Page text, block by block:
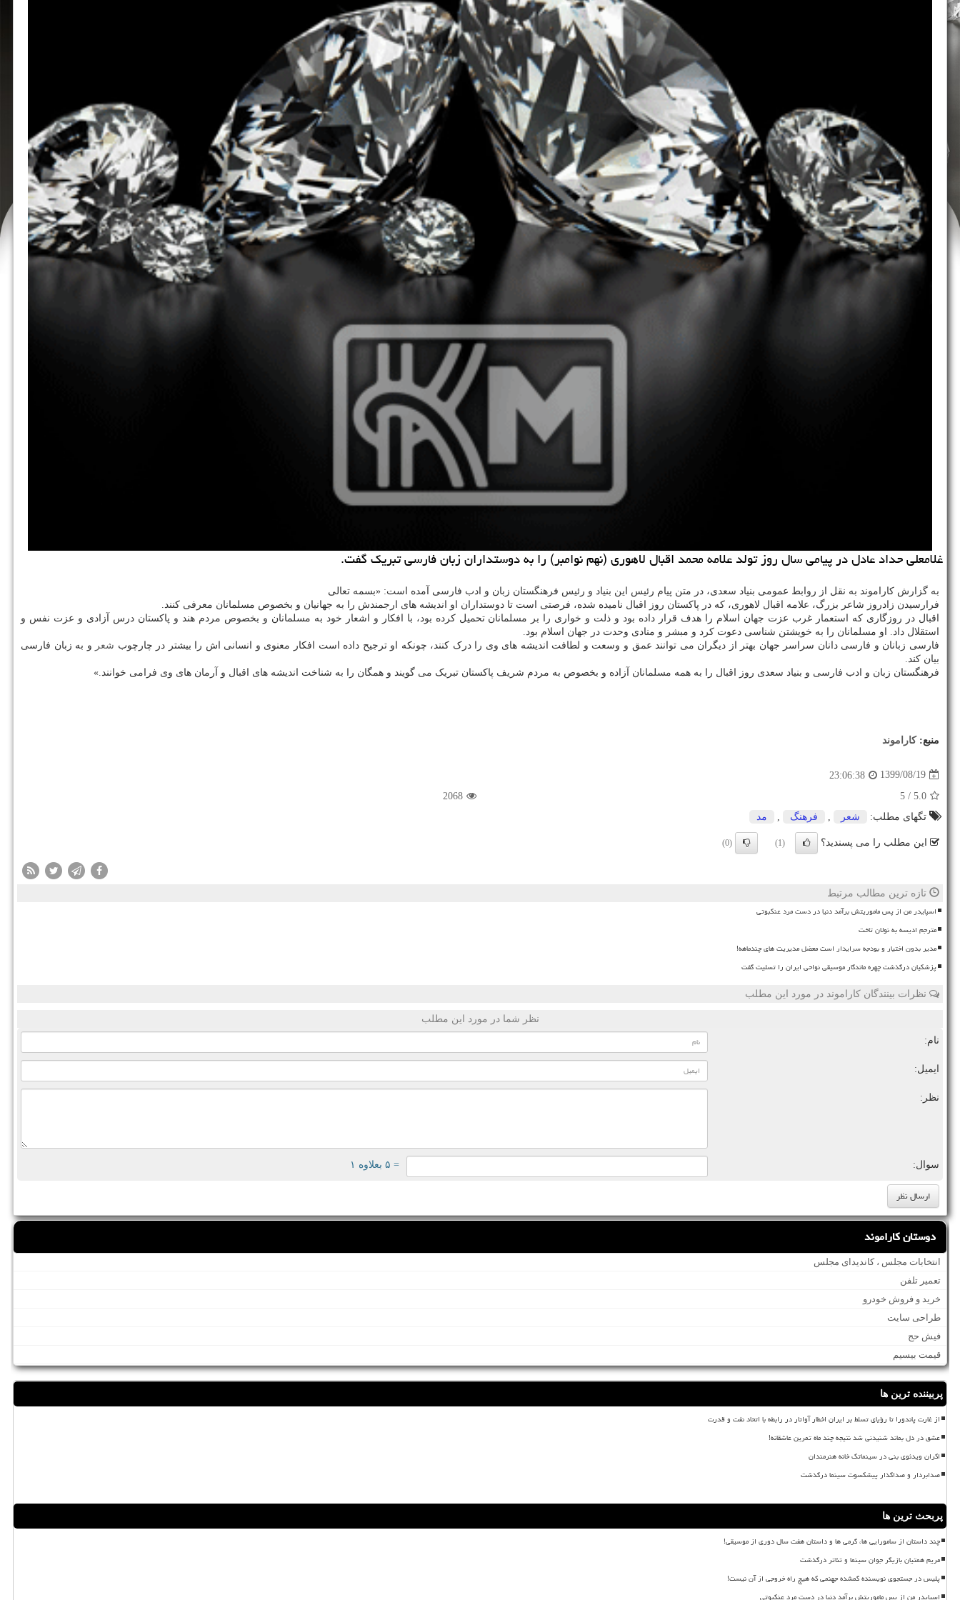
غلامعلی حداد عادل در پیامی سال روز تولد علامه محمد اقبال لاهوری (نهم نوامبر) را به دوستداران زبان فارسی تبریك گفت.
به گزارش کاراموند به نقل از روابط عمومی بنیاد سعدی، در متن پیام رئیس این بنیاد و رئیس فرهنگستان زبان و ادب فارسی آمده است: «بسمه تعالی
فرارسیدن زادروز شاعر بزرگ، علامه اقبال لاهوری، که در پاکستان روز اقبال نامیده شده، فرصتی است تا دوستداران او اندیشه های ارجمندش را به جهانیان و بخصوص مسلمانان معرفی کنند.
اقبال در روزگاری که استعمار غرب عزت جهان اسلام را هدف قرار داده بود و ذلت و خواری را بر مسلمانان تحمیل کرده بود، با افکار و اشعار خود به مسلمانان و بخصوص مردم هند و پاکستان درس آزادی و عزت نفس و
استقلال داد. او مسلمانان را به خویشتن شناسی دعوت کرد و مبشر و منادی وحدت در جهان اسلام بود.
فارسی زبانان و فارسی دانان سراسر جهان بهتر از دیگران می توانند عمق و وسعت و لطافت اندیشه های وی را درک کنند، چونکه او ترجیح داده است افکار معنوی و انسانی اش را بیشتر در چارچوب شعر و به زبان فارسی
بیان کند.
فرهنگستان زبان و ادب فارسی و بنیاد سعدی روز اقبال را به همه مسلمانان آزاده و بخصوص به مردم شریف پاکستان تبریک می گویند و همگان را به شناخت اندیشه های اقبال و آرمان های وی فرامی خوانند.»
منبع:كاراموند
1399/08/19
23:06:38
5.0
/ 5
2068
تگهای مطلب:
شعر فرهنگ مد
این مطلب را می پسندید؟ (1)
(0)
تازه ترین مطالب مرتبط
اسپایدر من از پس ماموریتش برآمد دنیا در دست مرد عنکبوتی
مترجم ادیسه به نولان تاخت
مدیر بدون اختیار و بودجه سرایدار است معضل مدیریت های چندماهه!
پزشکیان درگذشت چهره ماندگار موسیقی نواحی ایران را تسلیت گفت
نظرات بینندگان کاراموند در مورد این مطلب
نظر شما در مورد این مطلب
نام:
ایمیل:
نظر:
سوال: = ۵ بعلاوه ۱
دوستان کاراموند
انتخابات مجلس ، کاندیدای مجلس
تعمیر تلفن
خرید و فروش خودرو
طراحی سایت
فیش حج
قیمت بیسیم
پربیننده ترین ها
از غارت پاندورا تا رؤیای تسلط بر ایران اخطار آواتار در رابطه با اتحاد نفت و قدرت
عشق در دل بماند شنیدنی شد نتیجه چند ماه تمرین عاشقانه!
اکران ویدئوی بنی در سینماتک خانه هنرمندان
صدابردار و صداگذار پیشکسوت سینما درگذشت
پربحث ترین ها
چند داستان از سامورایی ها، گرمی ها و داستان هفت سال دوری از موسیقی!
مریم همتیان بازیگر جوان سینما و تئاتر درگذشت
پلیس در جستجوی نویسنده گمشده جهنمی که هیچ راه خروجی از آن نیست!
اسپایدر من از پس ماموریتش برآمد دنیا در دست مرد عنکبوتی